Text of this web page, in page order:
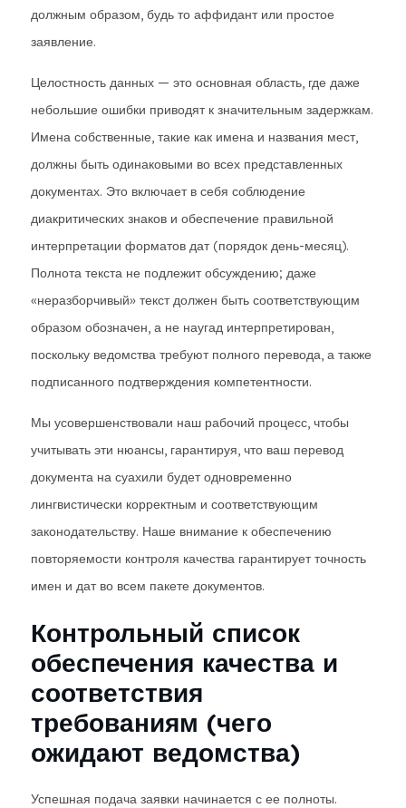
должным образом, будь то аффидант или простое
заявление.
Целостность данных — это основная область, где даже
небольшие ошибки приводят к значительным задержкам.
Имена собственные, такие как имена и названия мест,
должны быть одинаковыми во всех представленных
документах. Это включает в себя соблюдение
диакритических знаков и обеспечение правильной
интерпретации форматов дат (порядок день-месяц).
Полнота текста не подлежит обсуждению; даже
«неразборчивый» текст должен быть соответствующим
образом обозначен, а не наугад интерпретирован,
поскольку ведомства требуют полного перевода, а также
подписанного подтверждения компетентности.
Мы усовершенствовали наш рабочий процесс, чтобы
учитывать эти нюансы, гарантируя, что ваш перевод
документа на суахили будет одновременно
лингвистически корректным и соответствующим
законодательству. Наше внимание к обеспечению
повторяемости контроля качества гарантирует точность
имен и дат во всем пакете документов.
Контрольный список
обеспечения качества и
соответствия
требованиям (чего
ожидают ведомства)
Успешная подача заявки начинается с ее полноты.